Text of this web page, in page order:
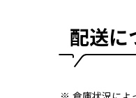
配送に